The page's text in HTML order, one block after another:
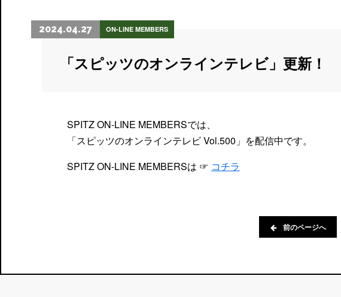
2024.04.27 ON-LINE MEMBERS
「スピッツのオンラインテレビ」更新！
SPITZ ON-LINE MEMBERSでは、
「スピッツのオンラインテレビ Vol.500」を配信中です。
SPITZ ON-LINE MEMBERSは ☞ コチラ
前のページへ